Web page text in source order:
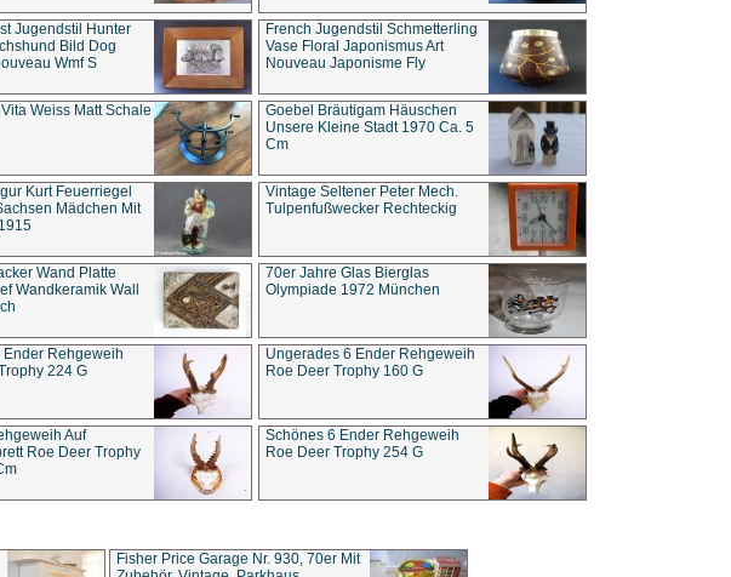
Jugendstil Hunter
Bild Dog
Wmf S
French Jugendstil Schmetterling
Vase Floral Japonismus Art
Nouveau Japonisme Fly
Weiss Matt Schale
Goebel Bräutigam Häuschen
Unsere Kleine Stadt 1970 Ca. 5
Cm
Kurt Feuerriegel
Mädchen Mit
Vintage Seltener Peter Mech.
Tulpenfußwecker Rechteckig
Wand Platte
Wandkeramik Wall
70er Jahre Glas Bierglas
Olympiade 1972 München
Ender Rehgeweih
224 G
Ungerades 6 Ender Rehgeweih
Roe Deer Trophy 160 G
Auf
Roe Deer Trophy
Schönes 6 Ender Rehgeweih
Roe Deer Trophy 254 G
Fisher Price Garage Nr. 930, 70er Mit